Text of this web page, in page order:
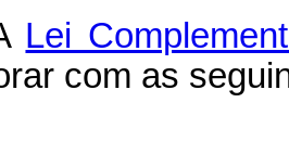
Lei
com as